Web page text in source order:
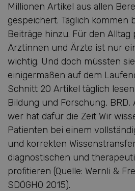
Millionen Artikel aus allen
gespeichert. Täglich kommen
Beiträge hinzu. Für den
Ärztinnen und Ärzte ist nur
wichtig. Und doch müssten
einigermaßen auf dem
Schnitt 20 Artikel täglich
Bildung und Forschung, BRD,
wer hat dafür die Zeit Wir
Patienten bei einem
und korrekten
diagnostischen und
profitieren (Quelle: Wernli &
SDÖGHO 2015).